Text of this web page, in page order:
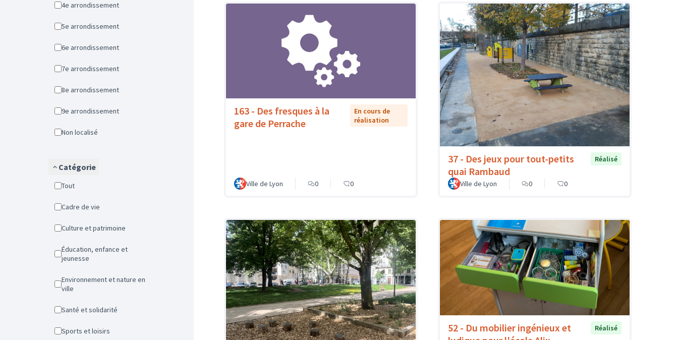
4e arrondissement
5e arrondissement
6e arrondissement
7e arrondissement
8e arrondissement
9e arrondissement
Non localisé
Catégorie
Tout
Cadre de vie
Culture et patrimoine
Éducation, enfance et
jeunesse
Environnement et nature en
ville
Santé et solidarité
Sports et loisirs
163 - Des fresques à la
gare de Perrache
En cours de
réalisation
Ville de Lyon 0 0
37 - Des jeux pour tout-petits
quai Rambaud
Réalisé
Ville de Lyon 0 0
52 - Du mobilier ingénieux et
Réalisé